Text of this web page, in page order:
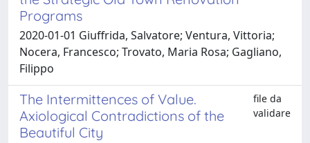
Programs
2020-01-01 Giuffrida, Salvatore; Ventura, Vittoria;
Nocera, Francesco; Trovato, Maria Rosa; Gagliano,
Filippo
The Intermittences of Value.
Axiological Contradictions of the
Beautiful City
file da
validare